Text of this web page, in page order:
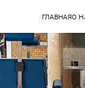
ГЛАВНАЯО